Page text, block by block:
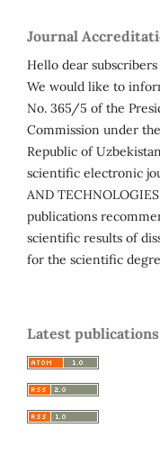
Journal
Hello dear
We would like to
No. 365/5 of the
Commission under
Republic of
scientific electronic
AND
publications
scientific results of
for the scientific
Latest publications